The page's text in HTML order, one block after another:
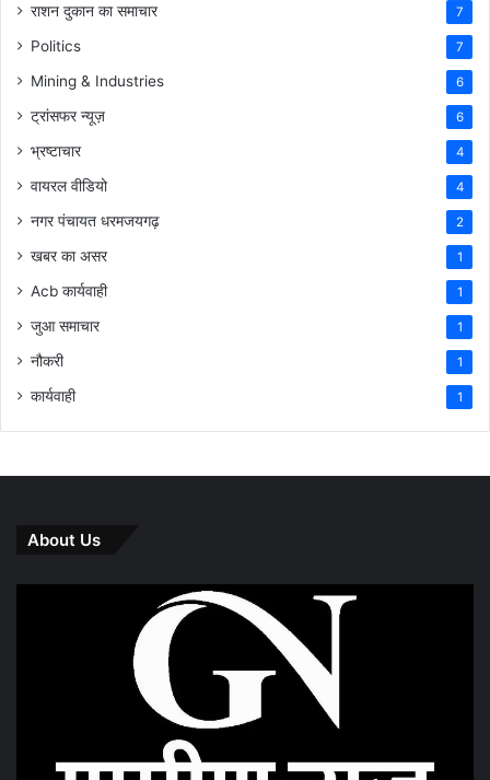
राशन दुकान का समाचार 7
Politics 7
Mining & Industries 6
ट्रांसफर न्यूज़ 6
भ्रष्टाचार 4
वायरल वीडियो 4
नगर पंचायत धरमजयगढ़ 2
खबर का असर 1
Acb कार्यवाही 1
जुआ समाचार 1
नौकरी 1
कार्यवाही 1
About Us